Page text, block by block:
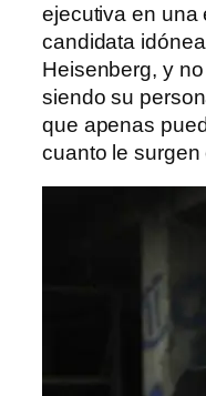
ejecutiva en una
candidata
Heisenberg, y
siendo su
que apenas
cuanto le surgen